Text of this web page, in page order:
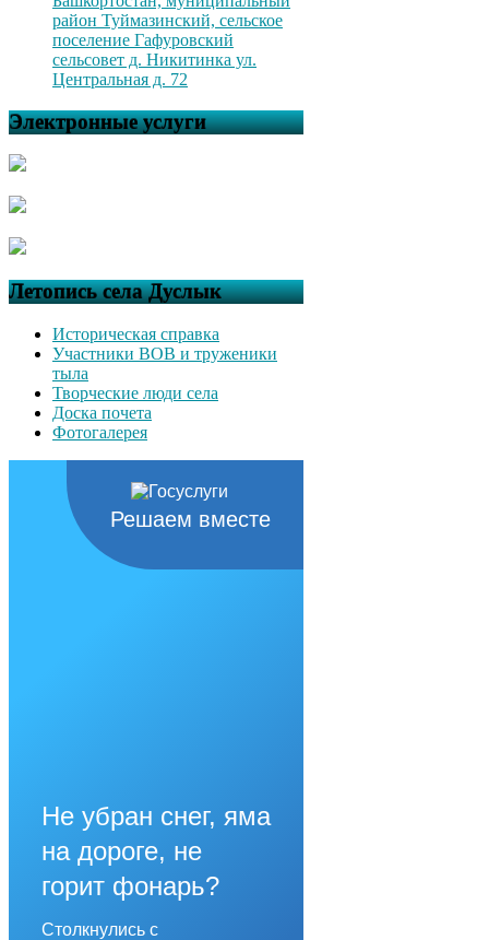
район Туймазинский, сельское
поселение Гафуровский
сельсовет д. Никитинка ул.
Центральная д. 72
Электронные услуги
Летопись села Дуслык
Историческая справка
Участники ВОВ и труженики
тыла
Творческие люди села
Доска почета
Фотогалерея
Решаем вместе
Не убран снег, яма
на дороге, не
горит фонарь?
Столкнулись с